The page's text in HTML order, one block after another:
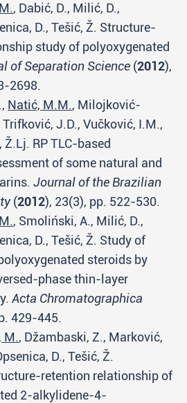
, Dabić, D., Milić, D.,
D., Tešić, Ž. Structure-
study of polyoxygenated
of Separation Science (2012),
2698.
Natić, M.M., Milojković-
Trifković, J.D., Vučković, I.M.,
Ž.Lj. RP TLC-based
of some natural and
Journal of the Brazilian
(2012), 23(3), pp. 522-530.
, Smoliński, A., Milić, D.,
D., Tešić, Ž. Study of
steroids by
phase thin-layer
Acta Chromatographica
429-445.
M., Džambaski, Z., Marković,
D., Tešić, Ž.
retention relationship of
2-alkylidene-4-